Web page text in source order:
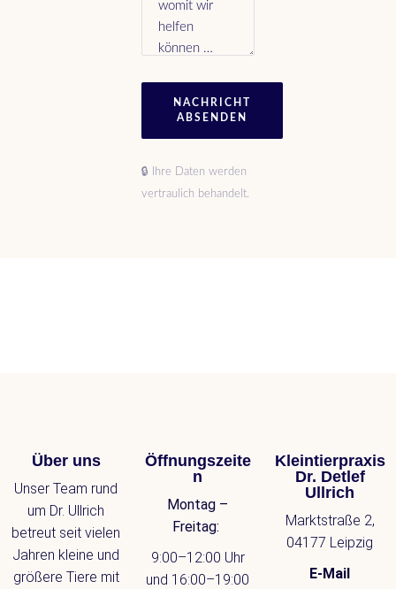
NACHRICHT
ABSENDEN
🔒 Ihre Daten werden
vertraulich behandelt.
Über uns
Unser Team rund
um Dr. Ullrich
betreut seit vielen
Jahren kleine und
größere Tiere mit
Öffnungszeite
n
Montag –
Freitag:
9:00–12:00 Uhr
und 16:00–19:00
Kleintierpraxis
Dr. Detlef
Ullrich
Marktstraße 2,
04177 Leipzig
E-Mail